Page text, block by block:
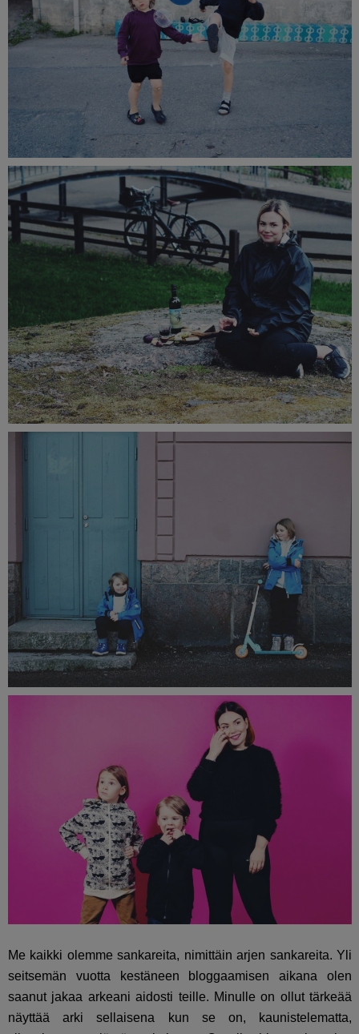
Me kaikki olemme sankareita, nimittäin arjen sankareita. Yli
seitsemän vuotta kestäneen bloggaamisen aikana olen
saanut jakaa arkeani aidosti teille. Minulle on ollut tärkeää
näyttää arki sellaisena kun se on, kaunistelematta,